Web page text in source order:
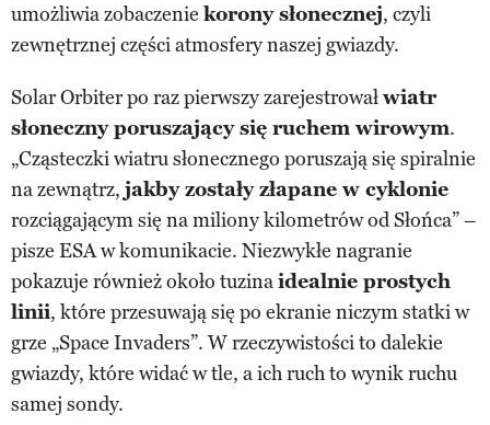
umożliwia zobaczenie korony słonecznej, czyli
zewnętrznej części atmosfery naszej gwiazdy.
Solar Orbiter po raz pierwszy zarejestrowałwiatr
słoneczny poruszający się ruchem wirowym.
„Cząsteczki wiatru słonecznego poruszają się spiralnie
na zewnątrz, jakby zostały złapane w cyklonie
rozciągającym się na miliony kilometrów od Słońca” –
pisze ESA w komunikacie. Niezwykłe nagranie
pokazuje również około tuzinaidealnie prostych
linii, które przesuwają się po ekranie niczym statki w
grze „Space Invaders”. W rzeczywistości to dalekie
gwiazdy, które widać w tle, a ich ruch to wynik ruchu
samej sondy.